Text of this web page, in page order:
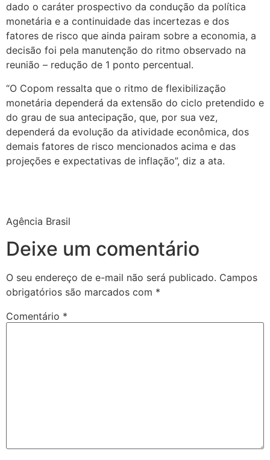
dado o caráter prospectivo da condução da política
monetária e a continuidade das incertezas e dos
fatores de risco que ainda pairam sobre a economia, a
decisão foi pela manutenção do ritmo observado na
reunião – redução de 1 ponto percentual.
“O Copom ressalta que o ritmo de flexibilização
monetária dependerá da extensão do ciclo pretendido e
do grau de sua antecipação, que, por sua vez,
dependerá da evolução da atividade econômica, dos
demais fatores de risco mencionados acima e das
projeções e expectativas de inflação”, diz a ata.
Agência Brasil
Deixe um comentário
O seu endereço de e-mail não será publicado. Campos
obrigatórios são marcados com *
Comentário *